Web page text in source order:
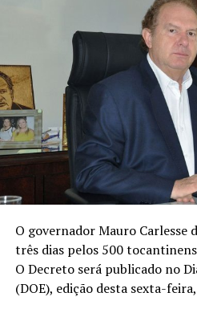
O governador Mauro
três dias pelos 500
O Decreto será publicado no
(DOE), edição desta sexta-